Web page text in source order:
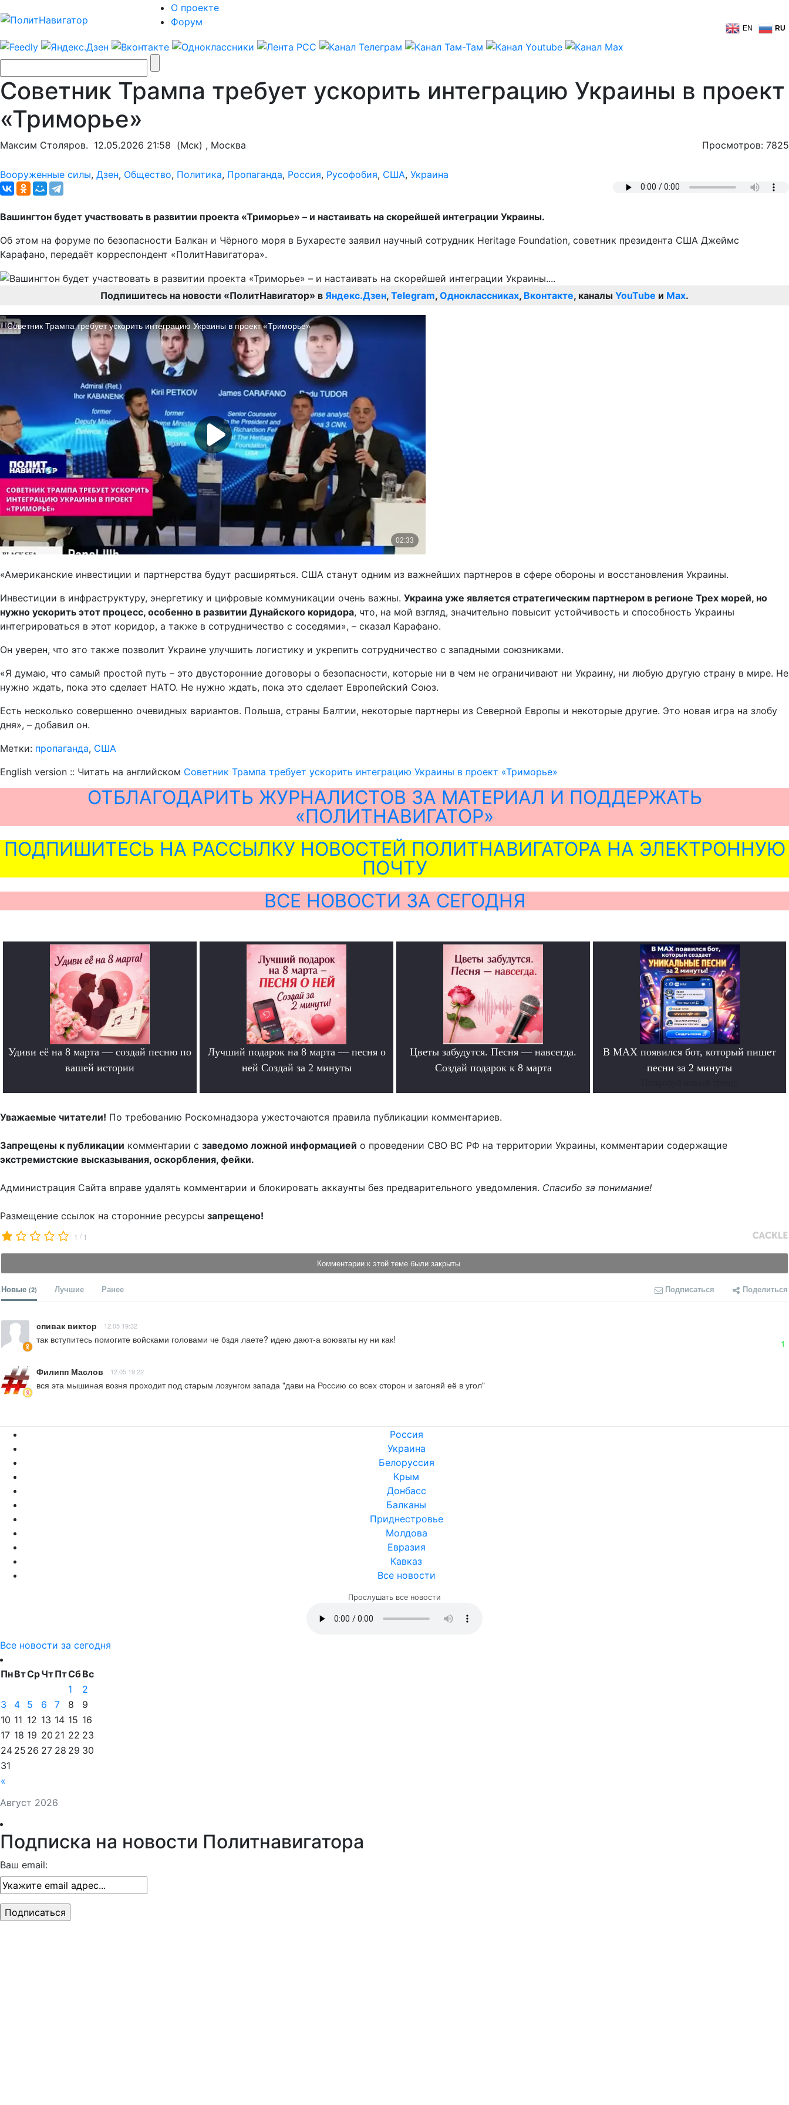
О проекте
Форум
EN RU
Советник Трампа требует ускорить интеграцию Украины в проект
«Триморье»
Максим Столяров. 12.05.2026 21:58 (Мск) , Москва Просмотров: 7825
Вооруженные силы, Дзен, Общество, Политика, Пропаганда, Россия, Русофобия, США, Украина
Вашингтон будет участвовать в развитии проекта «Триморье» – и настаивать на скорейшей интеграции Украины.
Об этом на форуме по безопасности Балкан и Чёрного моря в Бухаресте заявил научный сотрудник Heritage Foundation, советник президента США Джеймс
Карафано, передаёт корреспондент «ПолитНавигатора».
Подпишитесь на новости «ПолитНавигатор» в Яндекс.Дзен, Telegram, Одноклассниках, Вконтакте, каналы YouTube и Max.
«Американские инвестиции и партнерства будут расширяться. США станут одним из важнейших партнеров в сфере обороны и восстановления Украины.
Инвестиции в инфраструктуру, энергетику и цифровые коммуникации очень важны. Украина уже является стратегическим партнером в регионе Трех морей, но
нужно ускорить этот процесс, особенно в развитии Дунайского коридора, что, на мой взгляд, значительно повысит устойчивость и способность Украины
интегрироваться в этот коридор, а также в сотрудничество с соседями», – сказал Карафано.
Он уверен, что это также позволит Украине улучшить логистику и укрепить сотрудничество с западными союзниками.
«Я думаю, что самый простой путь – это двусторонние договоры о безопасности, которые ни в чем не ограничивают ни Украину, ни любую другую страну в мире. Не
нужно ждать, пока это сделает НАТО. Не нужно ждать, пока это сделает Европейский Союз.
Есть несколько совершенно очевидных вариантов. Польша, страны Балтии, некоторые партнеры из Северной Европы и некоторые другие. Это новая игра на злобу
дня», – добавил он.
Метки: пропаганда, США
English version :: Читать на английском Советник Трампа требует ускорить интеграцию Украины в проект «Триморье»
ОТБЛАГОДАРИТЬ ЖУРНАЛИСТОВ ЗА МАТЕРИАЛ И ПОДДЕРЖАТЬ
«ПОЛИТНАВИГАТОР»
ПОДПИШИТЕСЬ НА РАССЫЛКУ НОВОСТЕЙ ПОЛИТНАВИГАТОРА НА ЭЛЕКТРОННУЮ
ПОЧТУ
ВСЕ НОВОСТИ ЗА СЕГОДНЯ
Удиви её на 8 марта — создай песню по
вашей истории
Лучший подарок на 8 марта — песня о
ней Создай за 2 минуты
Цветы забудутся. Песня — навсегда.
Создай подарок к 8 марта
В MAX появился бот, который пишет
песни за 2 минуты
Уважаемые читатели! По требованию Роскомнадзора ужесточаются правила публикации комментариев.
Запрещены к публикации комментарии с заведомо ложной информацией о проведении СВО ВС РФ на территории Украины, комментарии содержащие
экстремистские высказывания, оскорбления, фейки.
Администрация Сайта вправе удалять комментарии и блокировать аккаунты без предварительного уведомления. Спасибо за понимание!
Размещение ссылок на сторонние ресурсы запрещено!
1 / 1
Комментарии к этой теме были закрыты
Новые (2) Лучшие Ранее Подписаться Поделиться
спивак виктор 12.05 19:32
так вступитесь помогите войсками головами че бздя лаете? идею дают-а воюваты ну ни как! 1
Филипп Маслов 12.05 19:22
вся эта мышиная возня проходит под старым лозунгом запада "дави на Россию со всех сторон и загоняй её в угол"
Россия
Украина
Белоруссия
Крым
Донбасс
Балканы
Приднестровье
Молдова
Евразия
Кавказ
Все новости
Прослушать все новости
Все новости за сегодня
Август 2026
ПнВтСрЧтПтСбВс
«
1
2
3
4 5 6 7 8
9
10 11 12 13 14 15 16
17 18 19 20 21 22 23
24 25 26 27 28 29 30
31
Подписка на новости Политнавигатора
Ваш email: